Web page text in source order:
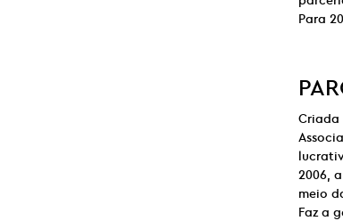
Para
Criada
2006,
meio
Faz a